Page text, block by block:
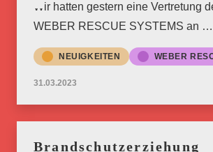
Wir hatten gestern eine Vertretung
WEBER RESCUE SYSTEMS an …
NEUIGKEITEN WEBER
31.03.2023
Brandschutzerziehung